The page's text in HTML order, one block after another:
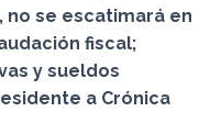
G
no se escatimará en
fiscal;
y sueldos
a Crónica